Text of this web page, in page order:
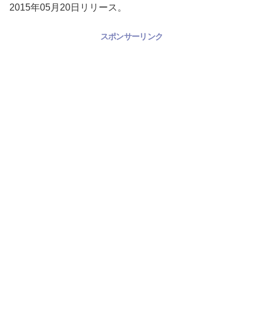
2015年05月20日リリース。
スポンサーリンク